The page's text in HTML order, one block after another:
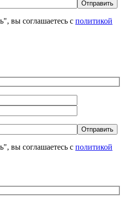
вы соглашаетесь с политикой
вы соглашаетесь с политикой